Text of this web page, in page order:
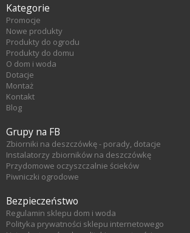
Kategorie
Promocje
Nowe produkty
Produkty do ogrodu
Produkty do domu
O dom i woda
Dotacje
Montaż
Kontakt
Blog
Grupy na FB
Zbiorniki na deszczówkę - porady, dotacje
Instalatorzy zbiorników na deszczówkę
Przydomowe oczyszczalnie ścieków
Piwniczki ogrodowe
Bezpieczeństwo
Regulamin sklepu dom i woda
Polityka prywatności sklepu internetowego